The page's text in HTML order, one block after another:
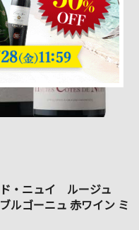
ド・ニュイ ルージュ
ルゴーニュ 赤ワイン ミ